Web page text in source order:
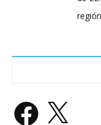
Facebook